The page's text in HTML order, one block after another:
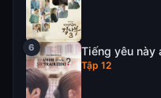
Tiếng yêu này
Tập 12